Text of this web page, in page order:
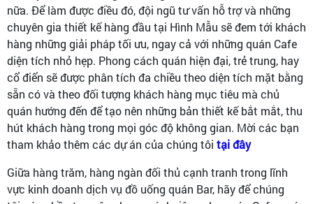
nữa. Để làm được điều đó, đội ngũ tư vấn hỗ trợ và những
chuyên gia thiết kế hàng đầu tại Hình Mẫu sẽ đem tới khách
hàng những giải pháp tối ưu, ngay cả với những quán Cafe
diện tích nhỏ hẹp. Phong cách quán hiện đại, trẻ trung, hay
cổ điển sẽ được phân tích đa chiều theo diện tích mặt bằng
sẵn có và theo đối tượng khách hàng mục tiêu mà chủ
quán hướng đến để tạo nên những bản thiết kế bắt mắt, thu
hút khách hàng trong mọi góc độ không gian. Mời các bạn
tham khảo thêm các dự án của chúng tôi tại đây
Giữa hàng trăm, hàng ngàn đối thủ cạnh tranh trong lĩnh
vực kinh doanh dịch vụ đồ uống quán Bar, hãy để chúng